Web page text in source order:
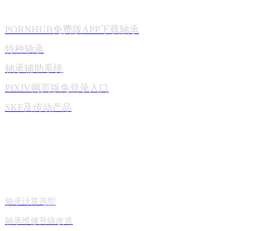
PORNHUB免费版APP下载轴承
特种轴承
轴承辅助系统
PIXIV网页版免登录入口
SKF及传动产品
轴承计算选型
轴承维修升级改造